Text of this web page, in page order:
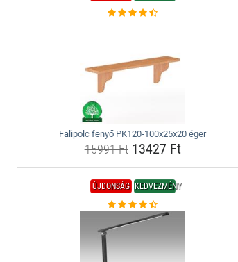
Falipolc fenyő PK120-100x25x20 éger
15991 Ft13427 Ft
ÚJDONSÁG KEDVEZMÉNY